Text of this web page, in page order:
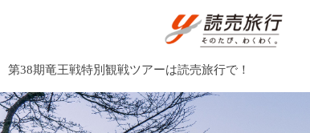
第38期竜王戦特別観戦ツアーは読売旅行で！